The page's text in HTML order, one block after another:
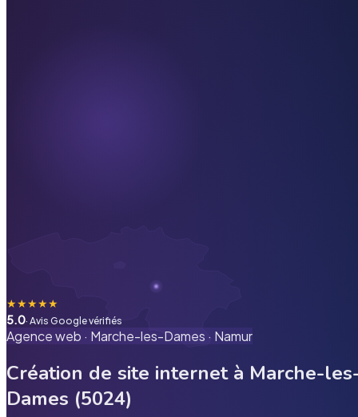
★★★★★
5.0· Avis Google vérifiés
Agence web · Marche-les-Dames · Namur
Création de site internet à Marche-
Dames (5024)